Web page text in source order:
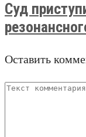
Суд
Оставить